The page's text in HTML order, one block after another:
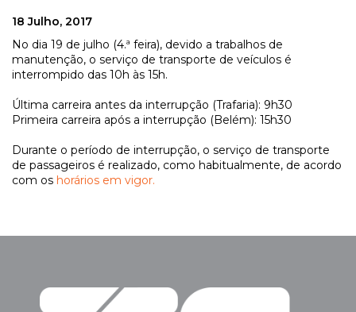
18 Julho, 2017
No dia 19 de julho (4.ª feira), devido a trabalhos de
manutenção, o serviço de transporte de veículos é
interrompido das 10h às 15h.
Última carreira antes da interrupção (Trafaria): 9h30
Primeira carreira após a interrupção (Belém): 15h30
Durante o período de interrupção, o serviço de transporte
de passageiros é realizado, como habitualmente, de acordo
com os horários em vigor.